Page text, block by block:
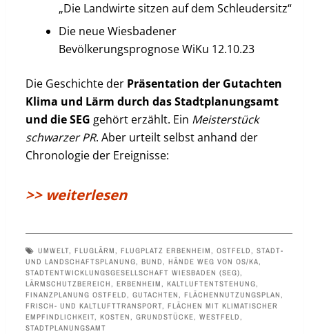
„Die Landwirte sitzen auf dem Schleudersitz“
Die neue Wiesbadener
Bevölkerungsprognose WiKu 12.10.23
Die Geschichte derPräsentation der Gutachten
Klima und Lärm durch das Stadtplanungsamt
und die SEG gehört erzählt. Ein Meisterstück
schwarzer PR. Aber urteilt selbst anhand der
Chronologie der Ereignisse:
>> weiterlesen
UMWELT, FLUGLÄRM, FLUGPLATZ ERBENHEIM, OSTFELD, STADT-
UND LANDSCHAFTSPLANUNG, BUND, HÄNDE WEG VON OS/KA,
STADTENTWICKLUNGSGESELLSCHAFT WIESBADEN (SEG),
LÄRMSCHUTZBEREICH, ERBENHEIM, KALTLUFTENTSTEHUNG,
FINANZPLANUNG OSTFELD, GUTACHTEN, FLÄCHENNUTZUNGSPLAN,
FRISCH- UND KALTLUFTTRANSPORT, FLÄCHEN MIT KLIMATISCHER
EMPFINDLICHKEIT, KOSTEN, GRUNDSTÜCKE, WESTFELD,
STADTPLANUNGSAMT